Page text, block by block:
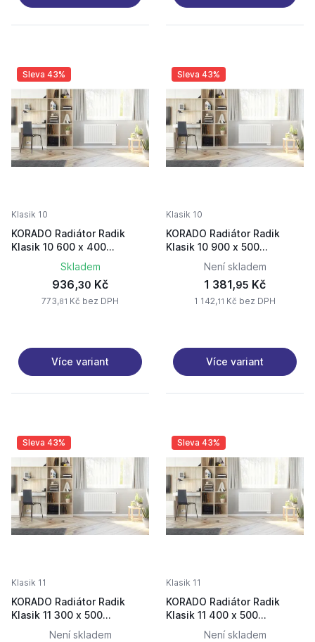
Sleva 43%
Klasik 10
KORADO Radiátor Radik
Klasik 10 600 x 400
10060040-50-0010
Skladem
936,30 Kč
773,81 Kč bez DPH
Více variant
Sleva 43%
Klasik 10
KORADO Radiátor Radik
Klasik 10 900 x 500
10090050-50-0010
Není skladem
1 381,95 Kč
1 142,11 Kč bez DPH
Více variant
Sleva 43%
Klasik 11
KORADO Radiátor Radik
Klasik 11 300 x 500
11030050-50-0010
Není skladem
Sleva 43%
Klasik 11
KORADO Radiátor Radik
Klasik 11 400 x 500
11040050-50-0010
Není skladem